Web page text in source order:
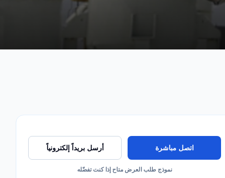
اتصل مباشرة أرسل بريداً إلكترونياً
نموذج طلب العرض متاح إذا كنت تفضّله